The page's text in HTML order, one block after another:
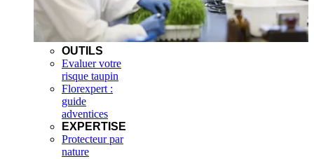
OUTILS
Evaluer votre
risque taupin
Florexpert :
guide
adventices
EXPERTISE
Protecteur par
nature